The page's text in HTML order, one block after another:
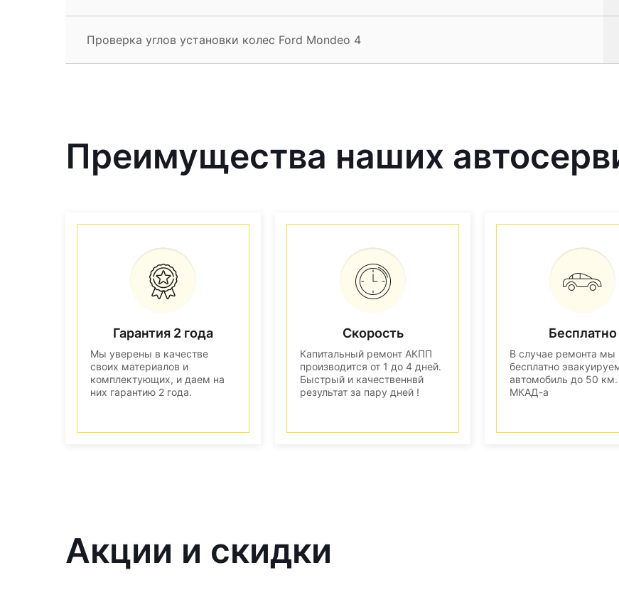
Проверка углов установки колес Ford Mondeo 4
Преимущества наших
Гарантия 2 года
Мы уверены в качестве
своих материалов и
комплектующих, и даем на
них гарантию 2 года.
Скорость
Капитальный ремонт АКПП
производится от 1 до 4 дней.
Быстрый и качественнвй
результат за пару дней !
Бесплатно
В случае ремонта мы
бесплатно
автомобиль до 50 км.
МКАД-а
Акции и скидки